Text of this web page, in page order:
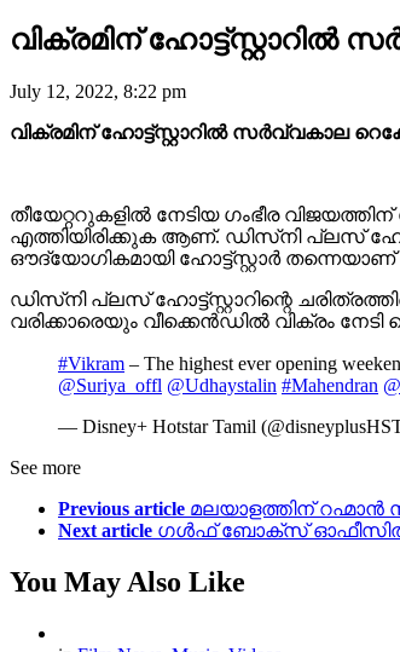
വിക്രമിന്
July 12, 2022, 8:22 pm
വിക്രമിന് ഹോട്ട്സ്റ്റാറിൽ സർവ്വകാല
തീയേറ്ററുകളിൽ നേടിയ ഗംഭീര
എത്തിയിരിക്കുക ആണ്. ഡിസ്‌നി പ്ലസ്
ഔദ്യോഗികമായി ഹോട്ട്സ്റ്റാർ തന്നെയാണ്
ഡിസ്‌നി പ്ലസ് ഹോട്ട്സ്റ്റാറിന്റെ
വരിക്കാരെയും വീക്കെൻഡിൽ വിക്രം
#Vikram – The highest ever opening
@Suriya_offl @Udhaystalin #Mahendran
— Disney+ Hotstar Tamil
See more
Previous article മലയാളത്തിന്
Next article ഗൾഫ് ബോക്സ് ഓഫീസിൽ
You May Also Like